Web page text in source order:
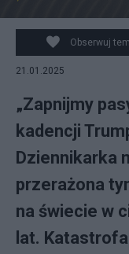
Fot. Facebook
Obserwuj
21.01.2025
„Zapnijmy
kadencji
Dziennikarka
przerażona
na świecie w
lat.